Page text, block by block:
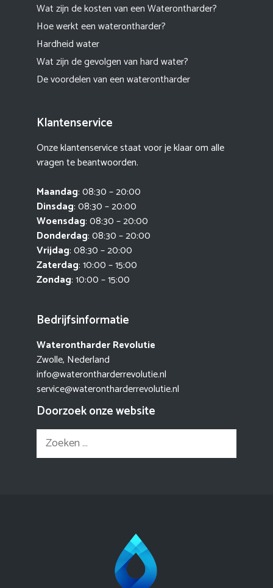
Wat zijn de kosten van een Waterontharder?
Hoe werkt een waterontharder?
Hardheid water
Wat zijn de gevolgen van hard water?
De voordelen van een waterontharder
Klantenservice
Onze klantenservice staat voor je klaar om alle
vragen te beantwoorden.
Maandag: 08:30 – 20:00
Dinsdag: 08:30 – 20:00
Woensdag: 08:30 – 20:00
Donderdag: 08:30 – 20:00
Vrijdag: 08:30 – 20:00
Zaterdag: 10:00 – 15:00
Zondag: 10:00 – 15:00
Bedrijfsinformatie
Waterontharder Revolutie
Zwolle, Nederland
info@waterontharderrevolutie.nl
service@waterontharderrevolutie.nl
Doorzoek onze website
Zoek
naar: